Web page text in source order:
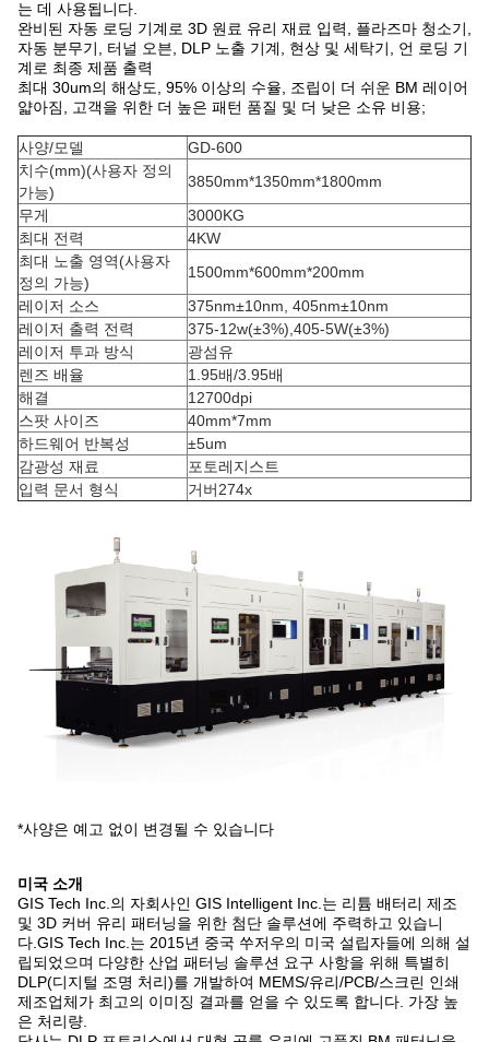
는 데 사용됩니다.
완비된 자동 로딩 기계로 3D 원료 유리 재료 입력, 플라즈마 청소기,
자동 분무기, 터널 오븐, DLP 노출 기계, 현상 및 세탁기, 언 로딩 기
계로 최종 제품 출력
최대 30um의 해상도, 95% 이상의 수율, 조립이 더 쉬운 BM 레이어
얇아짐, 고객을 위한 더 높은 패턴 품질 및 더 낮은 소유 비용;
사양/모델
GD-600
치수(mm)(사용자 정의
가능)
3850mm*1350mm*1800mm
무게
3000KG
최대 전력
4KW
최대 노출 영역(사용자
정의 가능)
1500mm*600mm*200mm
레이저 소스
375nm±10nm, 405nm±10nm
레이저 출력 전력
375-12w(±3%),405-5W(±3%)
레이저 투과 방식
광섬유
렌즈 배율
1.95배/3.95배
해결
12700dpi
스팟 사이즈
40mm*7mm
하드웨어 반복성
±5um
감광성 재료
포토레지스트
입력 문서 형식
거버274x
*사양은 예고 없이 변경될 수 있습니다
미국 소개
GIS Tech Inc.의 자회사인 GIS Intelligent Inc.는 리튬 배터리 제조
및 3D 커버 유리 패터닝을 위한 첨단 솔루션에 주력하고 있습니
다.GIS Tech Inc.는 2015년 중국 쑤저우의 미국 설립자들에 의해 설
립되었으며 다양한 산업 패터닝 솔루션 요구 사항을 위해 특별히
DLP(디지털 조명 처리)를 개발하여 MEMS/유리/PCB/스크린 인쇄
제조업체가 최고의 이미징 결과를 얻을 수 있도록 합니다. 가장 높
은 처리량.